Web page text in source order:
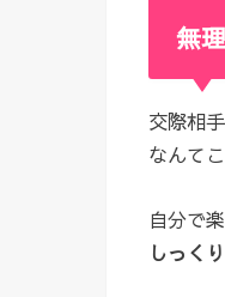
無
交際相
なんて
自分で
しっく